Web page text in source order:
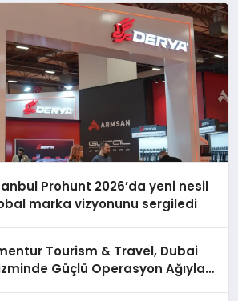
Prohunt 2026’da yeni nesil
marka vizyonunu sergiledi
Tourism & Travel, Dubai
Güçlü Operasyon Ağıyla